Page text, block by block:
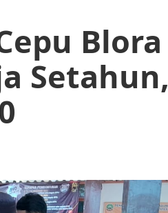
Blora
Setahun,